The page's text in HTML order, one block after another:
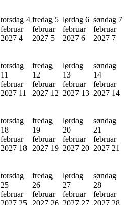
torsdag 4
februar
2027 4
fredag 5
februar
2027 5
lørdag 6
februar
2027 6
søndag 7
februar
2027 7
torsdag
11
februar
2027 11
fredag
12
februar
2027 12
lørdag
13
februar
2027 13
søndag
14
februar
2027 14
torsdag
18
februar
2027 18
fredag
19
februar
2027 19
lørdag
20
februar
2027 20
søndag
21
februar
2027 21
torsdag
25
februar
2027 25
fredag
26
februar
2027 26
lørdag
27
februar
2027 27
søndag
28
februar
2027 28